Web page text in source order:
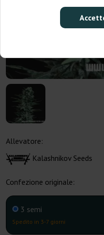
Allevatore:
Kalashnikov Seeds
Confezione originale:
3 semi
Spedito in 3-7 giorni